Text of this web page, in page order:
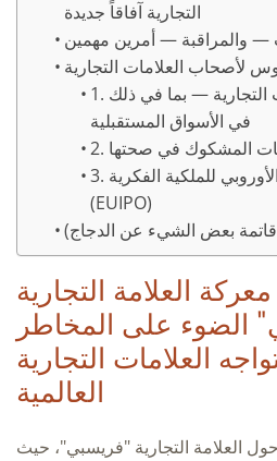
التجارية آفاقاً جديدة
— والمراقبة — أمرين مهمين
لأصحاب العلامات التجارية
1. مراقبة أنشطة العلامات التجارية — بما في ذلك
في الأسواق المستقبلية
المشكوك في صحتها
3. فهم دور المكتب الأوروبي للملكية الفكرية
(EUIPO)
قاتمة بعض الشيء عن الدجاج)
العلامة التجارية
الضوء على المخاطر
العلامات التجارية
العالمية
العلامة التجارية "فريسبي"، حيث